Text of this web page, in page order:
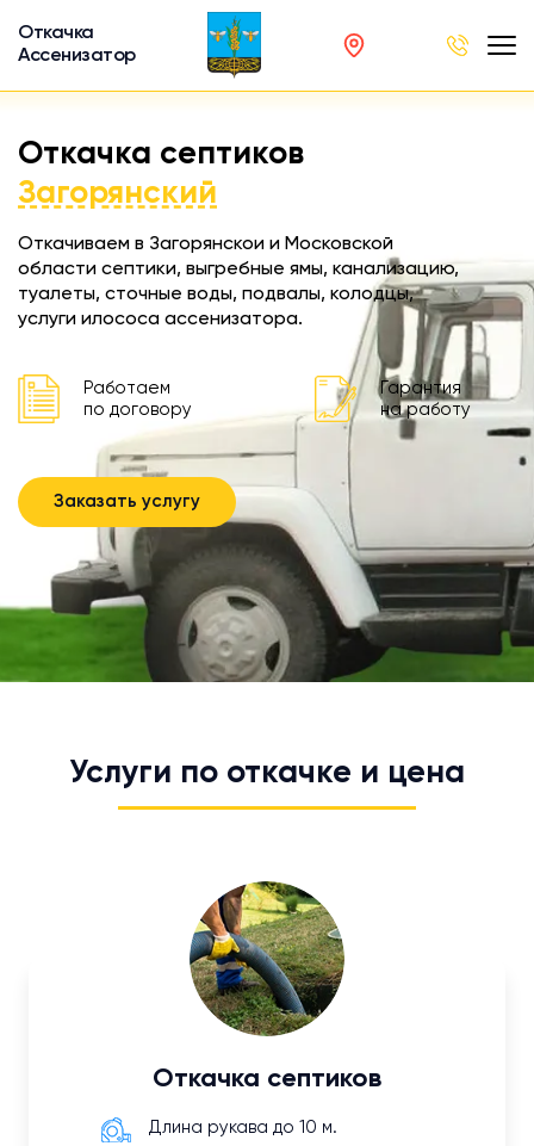
Откачка
Ассенизатор
Откачка септиков
Загорянский
Откачиваем в Загорянскои и Московской
области септики, выгребные ямы, канализацию,
туалеты, сточные воды, подвалы, колодцы,
услуги илососа ассенизатора.
Работаем
по договору
Гарантия
на работу
Заказать услугу
Услуги по откачке и цена
Откачка септиков
Длина рукава до 10 м.